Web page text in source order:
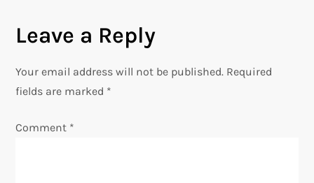
n
a
Leave a Reply
Your email address will not be published. Required
fields are marked *
Comment *